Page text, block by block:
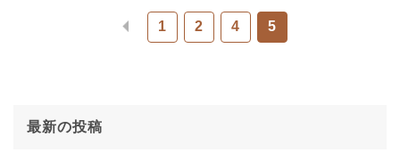
1 2 4 5
最新の投稿